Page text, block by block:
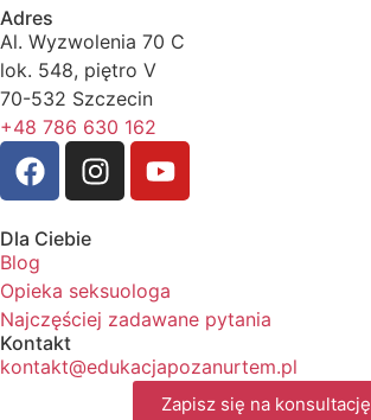
Adres
Al. Wyzwolenia 70 C
lok. 548, piętro V
70-532 Szczecin
+48 786 630 162
Dla Ciebie
Blog
Opieka seksuologa
Najczęściej zadawane pytania
Kontakt
kontakt@edukacjapozanurtem.pl
Zapisz się na konsultację